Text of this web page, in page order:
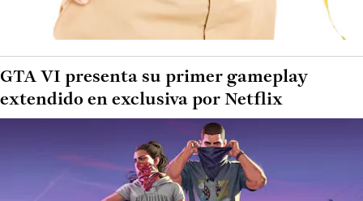
GTA VI presenta su primer gameplay
extendido en exclusiva por Netflix